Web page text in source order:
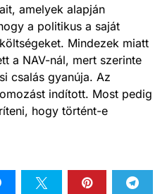
amelyek alapján
a politikus a saját
Mindezek miatt
a NAV-nál, mert szerinte
csalás gyanúja. Az
indított. Most pedig
hogy történt-e